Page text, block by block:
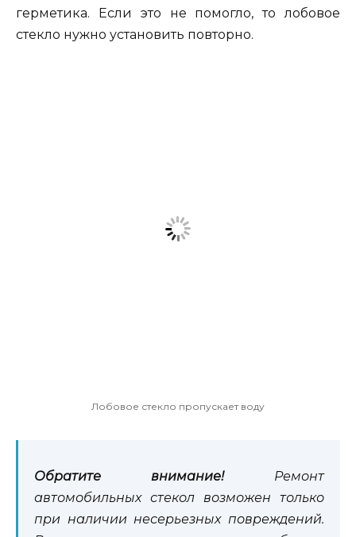
герметика. Если это не помогло, то лобовое
стекло нужно установить повторно.
Лобовое стекло пропускает воду
Обратите внимание!Ремонт
автомобильных стекол возможен только
при наличии несерьезных повреждений.